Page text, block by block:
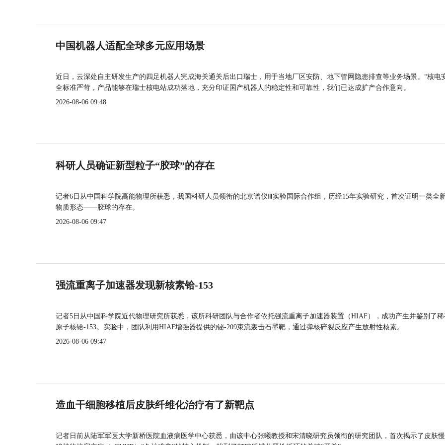
中国机器人适配全球多元应用场景
近日，云深处自主研发生产的四足机器人完成海关通关后出口瑞士，用于当地厂区安防、地下管网隐患排查等业务场景。“核电
全标准严苛，产品能够在瑞士核电站成功落地，充分印证国产机器人的稳定性和可靠性，我们已达成扩产合作意向。
2026-08-06 09:48
科研人员确证新型粒子“胶球”的存在
记者6日从中国科学院高能物理所获悉，我国科研人员领衔的北京谱仪Ⅲ实验国际合作组，历经15年实验研究，首次证明一类全
物质形态——胶球的存在。
2026-08-06 09:47
强流重离子加速器发现新核素铪-153
记者5日从中国科学院近代物理研究所获悉，该所科研团队与合作者依托强流重离子加速器装置（HIAF），成功产生并鉴别了
原子核铪-153。实验中，团队利用HIAF增强器提供的铋-209束流轰击石墨靶，通过弹核碎裂反应产生放射性核素。
2026-08-06 09:47
造血干细胞移植后皮肤纤维化治疗有了新靶点
记者日前从陆军军医大学新桥医院血液病医学中心获悉，由该中心张曦教授和宋清晓研究员领衔的研究团队，首次揭示了皮肤